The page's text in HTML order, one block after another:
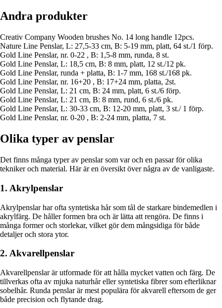
Andra produkter
Creativ Company Wooden brushes No. 14 long handle 12pcs.
Nature Line Penslar, L: 27,5-33 cm, B: 5-19 mm, platt, 64 st./1 förp.
Gold Line Penslar, nr. 0-22 , B: 1,5-8 mm, runda, 8 st.
Gold Line Penslar, L: 18,5 cm, B: 8 mm, platt, 12 st./12 pk.
Gold Line Penslar, runda + platta, B: 1-7 mm, 168 st./168 pk.
Gold Line Penslar, nr. 16+20 , B: 17+24 mm, platta, 2st.
Gold Line Penslar, L: 21 cm, B: 24 mm, platt, 6 st./6 förp.
Gold Line Penslar, L: 21 cm, B: 8 mm, rund, 6 st./6 pk.
Gold Line Penslar, L: 30-33 cm, B: 12-20 mm, platt, 3 st./ 1 förp.
Gold Line Penslar, nr. 0-20 , B: 2-24 mm, platta, 7 st.
Olika typer av penslar
Det finns många typer av penslar som var och en passar för olika
tekniker och material. Här är en översikt över några av de vanligaste.
1. Akrylpenslar
Akrylpenslar har ofta syntetiska hår som tål de starkare bindemedlen i
akrylfärg. De håller formen bra och är lätta att rengöra. De finns i
många former och storlekar, vilket gör dem mångsidiga för både
detaljer och stora ytor.
2. Akvarellpenslar
Akvarellpenslar är utformade för att hålla mycket vatten och färg. De
tillverkas ofta av mjuka naturhår eller syntetiska fibrer som efterliknar
sobelhår. Runda penslar är mest populära för akvarell eftersom de ger
både precision och flytande drag.